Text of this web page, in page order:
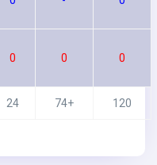
0 0 0
24 74+ 120